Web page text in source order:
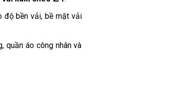
độ bền vải, bề mặt vải
quần áo công nhân và